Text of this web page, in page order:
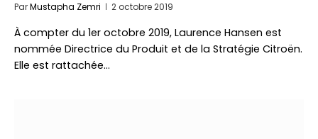
ParMustapha Zemri 2 octobre 2019
À compter du 1er octobre 2019, Laurence Hansen est
nommée Directrice du Produit et de la Stratégie Citroën.
Elle est rattachée…